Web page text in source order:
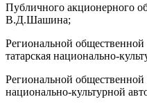
Публичного акционерного
В.Д.Шашина;
Региональной
татарская национально-
Региональной
национально-культурной